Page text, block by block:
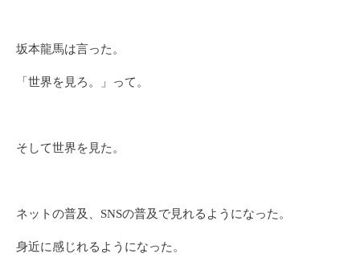
坂本龍馬は言った。
「世界を見ろ。」って。
そして世界を見た。
ネットの普及、SNSの普及で見れるようになった。
身近に感じれるようになった。